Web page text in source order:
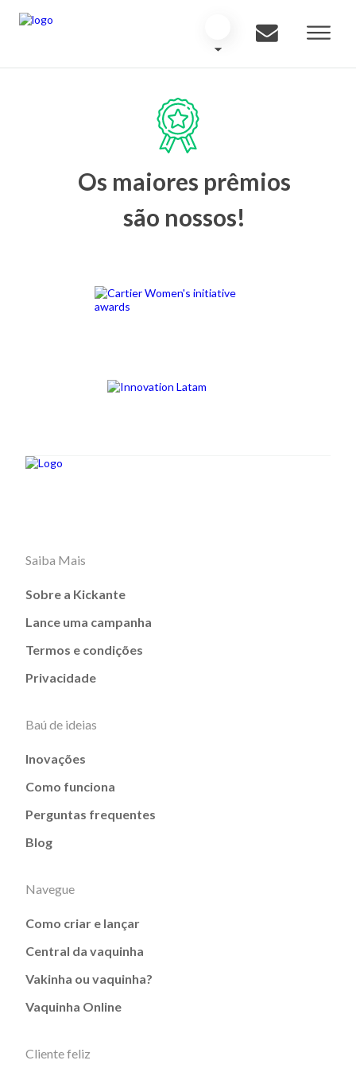
Os maiores prêmios
são nossos!
Saiba Mais
Sobre a Kickante
Lance uma campanha
Termos e condições
Privacidade
Baú de ideias
Inovações
Como funciona
Perguntas frequentes
Blog
Navegue
Como criar e lançar
Central da vaquinha
Vakinha ou vaquinha?
Vaquinha Online
Cliente feliz